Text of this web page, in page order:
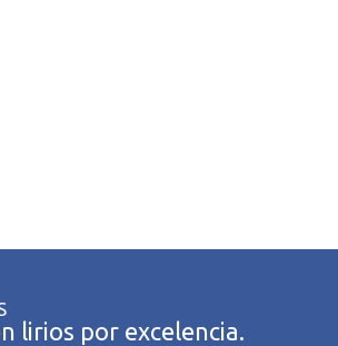
lirios por excelencia.